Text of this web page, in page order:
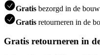
Gratis bezorgd in de
Gratis retourneren in de
Gratis retourneren in